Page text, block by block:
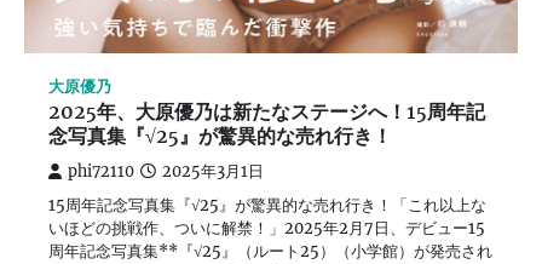
大原優乃
2025年、大原優乃は新たなステージへ！15周年記
念写真集『√25』が驚異的な売れ行き！
phi72110 2025年3月1日
15周年記念写真集『√25』が驚異的な売れ行き！「これ以上な
いほどの挑戦作、ついに解禁！」2025年2月7日、デビュー15
周年記念写真集**『√25』（ルート25）（小学館）が発売され